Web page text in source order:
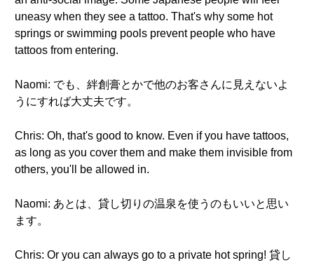
uneasy when they see a tattoo. That's why some hot
springs or swimming pools prevent people who have
tattoos from entering.
Naomi: でも、絆創膏とかで他のお客さんに見えないよ
うにすれば大丈夫です。
Chris: Oh, that's good to know. Even if you have tattoos,
as long as you cover them and make them invisible from
others, you'll be allowed in.
Naomi: あとは、貸し切りの温泉を使うのもいいと思い
ます。
Chris: Or you can always go to a private hot spring! 貸し